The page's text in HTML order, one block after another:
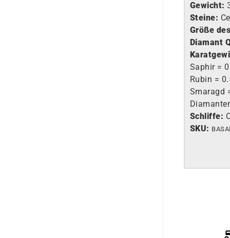
Gewicht:
Steine:
Größe
Diamant
Saphir =
Rubin =
Smaragd
Schliffe:
SKU: